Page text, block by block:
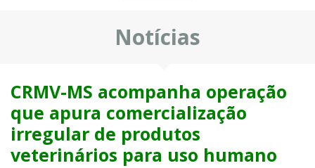
Notícias
CRMV-MS acompanha operação
que apura comercialização
irregular de produtos
veterinários para uso humano